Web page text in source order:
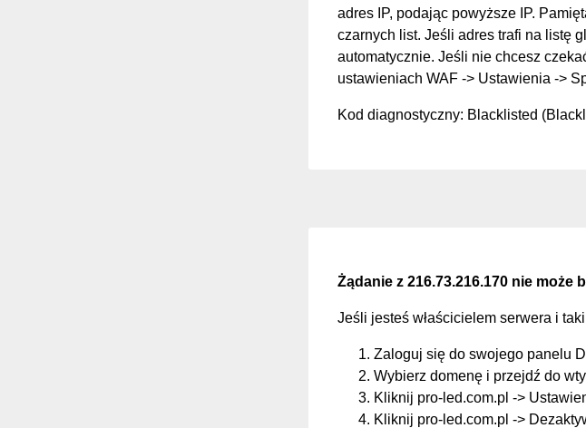
adres IP, podając powyższe IP.
czarnych list. Jeśli adres trafi na listę
automatycznie. Jeśli nie chcesz
ustawieniach WAF -> Ustawienia ->
Kod diagnostyczny: Blacklisted
Żądanie z 216.73.216.170 nie może
Jeśli jesteś właścicielem serwera i
Zaloguj się do swojego panelu
Wybierz domenę i przejdź do
Kliknij pro-led.com.pl ->
Kliknij pro-led.com.pl ->